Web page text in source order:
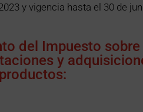
y vigencia hasta el 30 de
del Impuesto sobre
y